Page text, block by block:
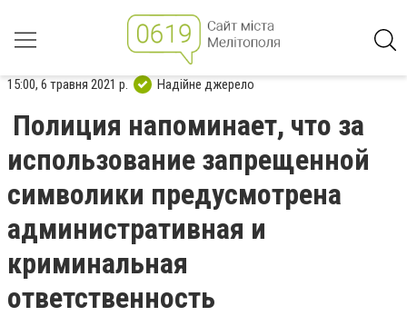
15:00, 6 травня 2021 р. Надійне джерело
Полиция напоминает, что за
использование запрещенной
символики предусмотрена
административная и
криминальная
ответственность